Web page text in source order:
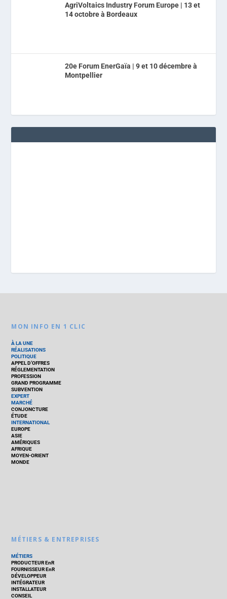
AgriVoltaics Industry Forum Europe | 13 et
14 octobre à Bordeaux
20e Forum EnerGaïa | 9 et 10 décembre à
Montpellier
MON INFO EN 1 CLIC
À LA UNE
RÉALISATIONS
POLITIQUE
APPEL D’OFFRES
RÉGLEMENTATION
PROFESSION
GRAND PROGRAMME
SUBVENTION
EXPERT
MARCHÉ
CONJONCTURE
ÉTUDE
INTERNATIONAL
EUROPE
ASIE
AMÉRIQUES
AFRIQUE
MOYEN-ORIENT
MONDE
MÉTIERS & ENTREPRISES
MÉTIERS
PRODUCTEUR EnR
FOURNISSEUR EnR
DÉVELOPPEUR
INTÉGRATEUR
INSTALLATEUR
CONSEIL